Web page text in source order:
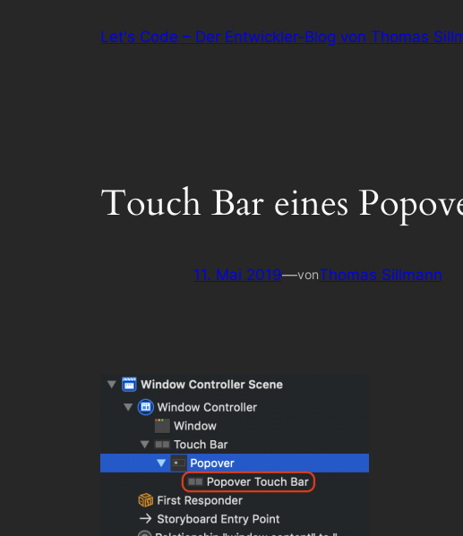
Let's Code – Der Entwickler-Blog von Thomas
Touch Bar eines
11. Mai 2019—vonThomas Sillmann